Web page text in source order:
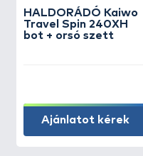
HALDORÁDÓ Kaiwo
Travel Spin 240XH
bot + orsó szett
Ajánlatot kérek